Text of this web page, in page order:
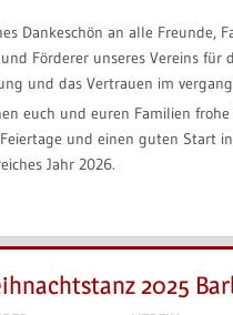
Dankeschön an alle Freunde,
Förderer unseres Vereins für
und das Vertrauen im
euch und euren Familien frohe
und einen guten Start
Jahr 2026.
2025